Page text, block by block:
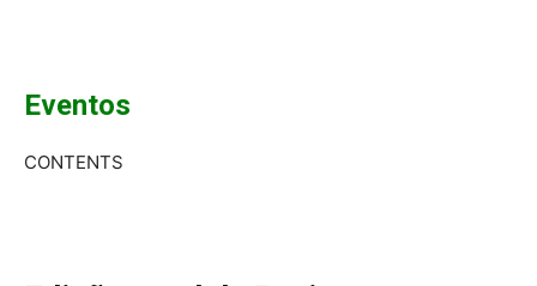
Eventos
CONTENTS